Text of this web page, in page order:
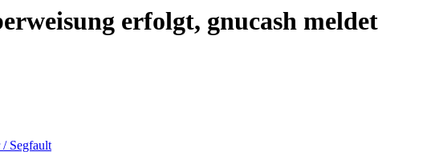
erfolgt, gnucash meldet
Segfault